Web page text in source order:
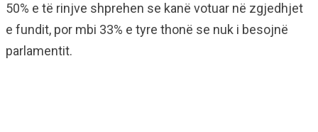
50% e të rinjve shprehen se kanë votuar në zgjedhjet
e fundit, por mbi 33% e tyre thonë se nuk i besojnë
parlamentit.